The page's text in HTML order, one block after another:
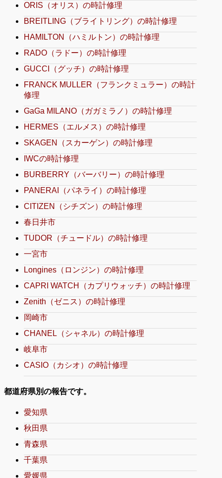
ORIS（オリス）の時計修理
BREITLING（ブライトリング）の時計修理
HAMILTON（ハミルトン）の時計修理
RADO（ラドー）の時計修理
GUCCI（グッチ）の時計修理
FRANCK MULLER（フランクミュラー）の時計
修理
GaGa MILANO（ガガミラノ）の時計修理
HERMES（エルメス）の時計修理
SKAGEN（スカーゲン）の時計修理
IWCの時計修理
BURBERRY（バーバリー）の時計修理
PANERAI（パネライ）の時計修理
CITIZEN（シチズン）の時計修理
春日井市
TUDOR（チュードル）の時計修理
一宮市
Longines（ロンジン）の時計修理
CAPRI WATCH（カプリウォッチ）の時計修理
Zenith（ゼニス）の時計修理
岡崎市
CHANEL（シャネル）の時計修理
岐阜市
CASIO（カシオ）の時計修理
都道府県別の報告です。
愛知県
秋田県
青森県
千葉県
愛媛県